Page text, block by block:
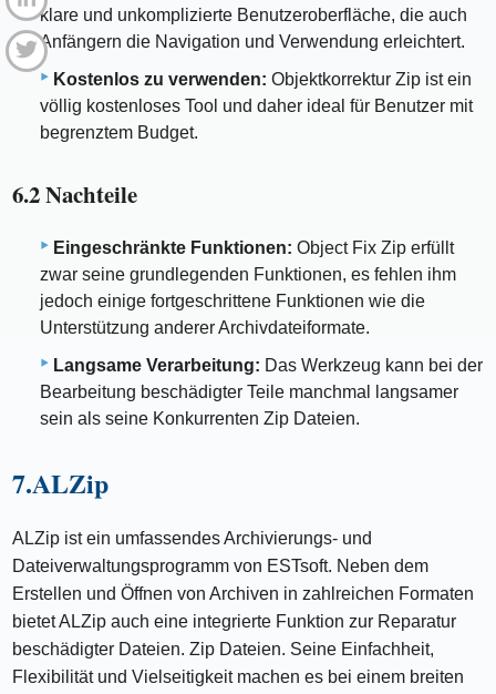
klare und unkomplizierte Benutzeroberfläche, die auch
Anfängern die Navigation und Verwendung erleichtert.
Kostenlos zu verwenden: Objektkorrektur Zip ist ein
völlig kostenloses Tool und daher ideal für Benutzer mit
begrenztem Budget.
6.2 Nachteile
Eingeschränkte Funktionen: Object Fix Zip erfüllt
zwar seine grundlegenden Funktionen, es fehlen ihm
jedoch einige fortgeschrittene Funktionen wie die
Unterstützung anderer Archivdateiformate.
Langsame Verarbeitung: Das Werkzeug kann bei der
Bearbeitung beschädigter Teile manchmal langsamer
sein als seine Konkurrenten Zip Dateien.
7.ALZip
ALZip ist ein umfassendes Archivierungs- und
Dateiverwaltungsprogramm von ESTsoft. Neben dem
Erstellen und Öffnen von Archiven in zahlreichen Formaten
bietet ALZip auch eine integrierte Funktion zur Reparatur
beschädigter Dateien. Zip Dateien. Seine Einfachheit,
Flexibilität und Vielseitigkeit machen es bei einem breiten